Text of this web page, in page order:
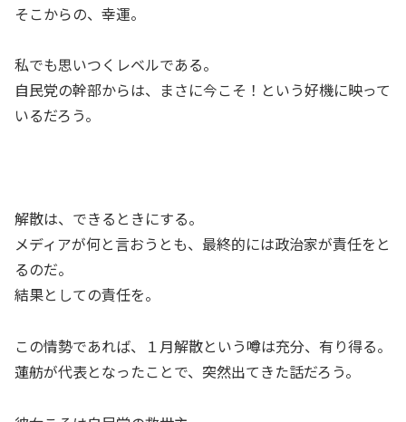
そこからの、幸運。
私でも思いつくレベルである。
自民党の幹部からは、まさに今こそ！という好機に映って
いるだろう。
解散は、できるときにする。
メディアが何と言おうとも、最終的には政治家が責任をと
るのだ。
結果としての責任を。
この情勢であれば、１月解散という噂は充分、有り得る。
蓮舫が代表となったことで、突然出てきた話だろう。